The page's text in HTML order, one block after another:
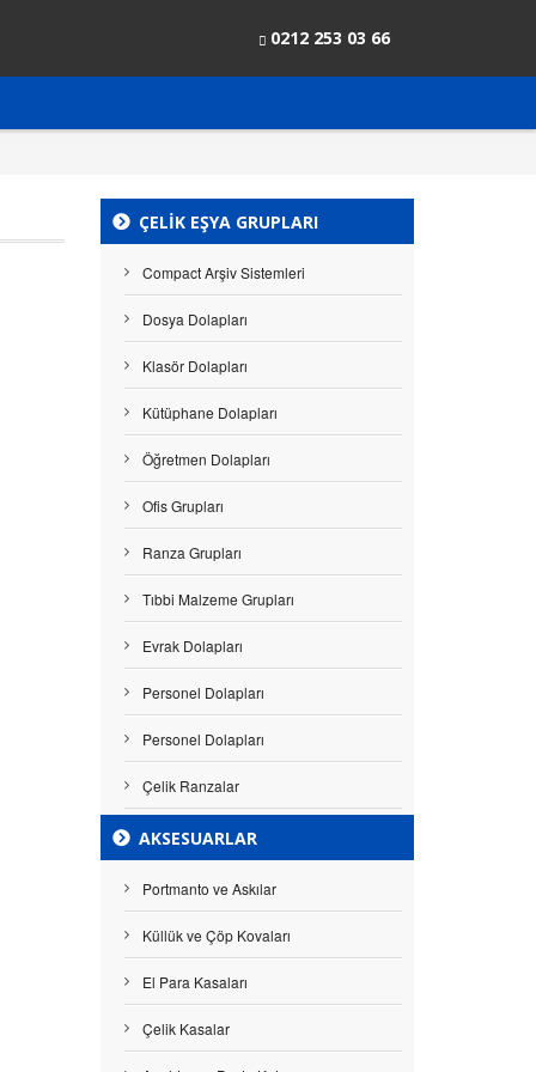
0212 253 03 66
ÇELIK EŞYA GRUPLARI
Compact Arşiv Sistemleri
Dosya Dolapları
Klasör Dolapları
Kütüphane Dolapları
Öğretmen Dolapları
Ofis Grupları
Ranza Grupları
Tıbbi Malzeme Grupları
Evrak Dolapları
Personel Dolapları
Personel Dolapları
Çelik Ranzalar
AKSESUARLAR
Portmanto ve Askılar
Küllük ve Çöp Kovaları
El Para Kasaları
Çelik Kasalar